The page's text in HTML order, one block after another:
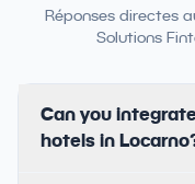
Réponses directes
Solutions
Can you
hotels in